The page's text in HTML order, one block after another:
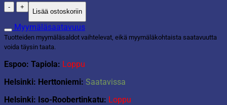
Hygieniaroskakori
8L
Katrin
määrä
Lisää ostoskoriin
Myymäläsaatavuus
Tuotteiden myymäläsaldot vaihtelevat, eikä myymäläkohtaista saatavuutta
voida täysin taata.
Espoo: Tapiola: Loppu
Helsinki: Herttoniemi: Saatavissa
Helsinki: Iso-Roobertinkatu: Loppu